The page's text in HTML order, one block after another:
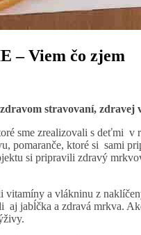
– Viem čo zjem
stravovaní, zdravej
sme zrealizovali s deťmi
pomaranče, ktoré si sami
si pripravili zdravý
vitamíny a vlákninu z
aj jabĺčka a zdravá mrkva.